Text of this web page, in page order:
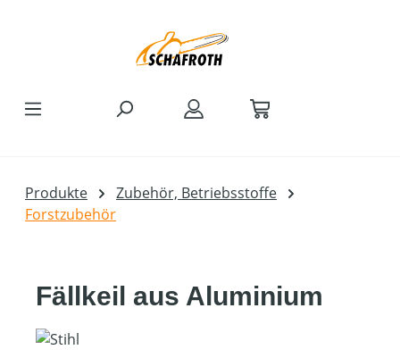
Produkte
Zubehör, Betriebsstoffe
Forstzubehör
Fällkeil aus Aluminium